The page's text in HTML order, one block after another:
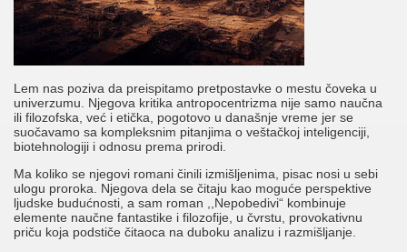
Lem nas poziva da preispitamo pretpostavke o mestu čoveka u
univerzumu. Njegova kritika antropocentrizma nije samo naučna
ili filozofska, već i etička, pogotovo u današnje vreme jer se
suočavamo sa kompleksnim pitanjima o veštačkoj inteligenciji,
biotehnologiji i odnosu prema prirodi.
Ma koliko se njegovi romani činili izmišljenima, pisac nosi u sebi
ulogu proroka. Njegova dela se čitaju kao moguće perspektive
ljudske budućnosti, a sam roman ,,Nepobedivi“ kombinuje
elemente naučne fantastike i filozofije, u čvrstu, provokativnu
priču koja podstiče čitaoca na duboku analizu i razmišljanje.